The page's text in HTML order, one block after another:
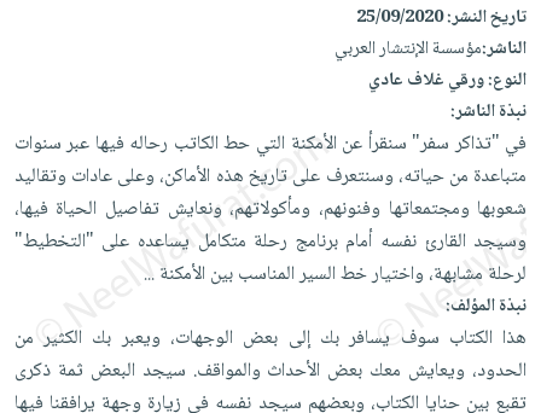
Android
تحميل
iKitab
على
Apple
Apple
الشخصية
العناية
وتصفيف
الشعر
العناية
بالجسم
العناية
بالأسنان
الحمية
والتغذية
جديد
الكل
أواني
الطهي
أدوات
الخبز
أدوات
المائدة
الأوعية
والتخزين
أدوات
متجر
الهدايا
أقسام
الأكثر
مبيعاً
العودة
للمدارس
اكسسوارات
شحن
مجاني
بنود
مختارة
اشتراكات
تاريخ النشر:25/09/2020
الناشر:مؤسسة الإنتشار العربي
النوع:ورقي غلاف عادي
نبذة الناشر:
في "تذاكر سفر" سنقرأ عن الأمكنة التي حط الكاتب رحاله فيها عبر سنوات
متباعدة من حياته، وسنتعرف ‏على تاريخ هذه الأماكن، وعلى عادات وتقاليد
شعوبها ومجتمعاتها وفنونهم، ومأكولاتهم، ونعايش تفاصيل ‏الحياة فيها،
وسيجد القارئ نفسه أمام برنامج رحلة متكامل يساعده على "التخطيط"
لرحلة مشابهة، واختيار ‏خط السير المناسب بين الأمكنة...
نبذة المؤلف:
هذا الكتاب سوف يسافر بك إلى بعض الوجهات، ويعبر بك الكثير من
الحدود، ويعايش معك بعض الأحداث والمواقف. سيجد البعض ثمة ذكرى
تقبع بين حنايا الكتاب، وبعضهم سيجد نفسه في زيارة وجهة يرافقنا فيها